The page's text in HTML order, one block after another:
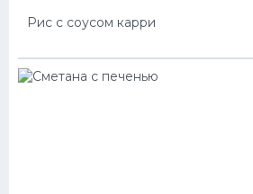
Рис с соусом карри